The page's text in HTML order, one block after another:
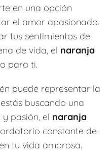
en una opción
el amor apasionado.
tus sentimientos de
de vida, el naranja
para ti.
puede representar la
buscando una
pasión, el naranja
constante de
tu vida amorosa.